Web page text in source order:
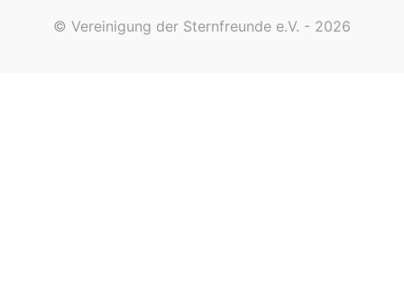
© Vereinigung der Sternfreunde e.V. - 2026